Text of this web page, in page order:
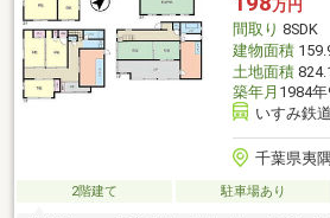
万円
間取り 8SDK
建物面積
土地面積
築年月 1984
いすみ鉄
千葉県夷
2階建て 駐車場あり